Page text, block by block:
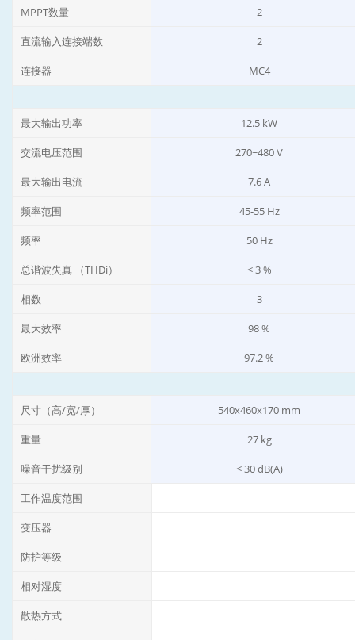
MPPT数量 2
直流输入连接端数 2
连接器 MC4
最大输出功率 12.5 kW
交流电压范围 270~480 V
最大输出电流 7.6 A
频率范围 45-55 Hz
频率 50 Hz
总谐波失真 （THDi） < 3 %
相数 3
最大效率 98 %
欧洲效率 97.2 %
尺寸（高/宽/厚） 540x460x170 mm
重量 27 kg
噪音干扰级别 < 30 dB(A)
工作温度范围
变压器
防护等级
相对湿度
散热方式